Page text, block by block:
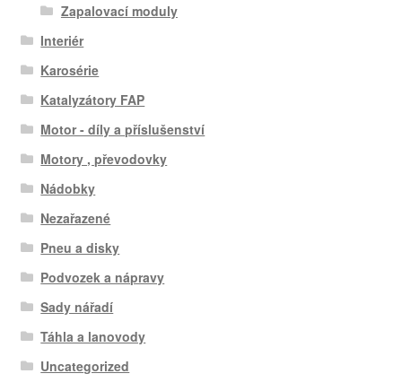
Zapalovací moduly
Interiér
Karosérie
Katalyzátory FAP
Motor - díly a příslušenství
Motory , převodovky
Nádobky
Nezařazené
Pneu a disky
Podvozek a nápravy
Sady nářadí
Táhla a lanovody
Uncategorized